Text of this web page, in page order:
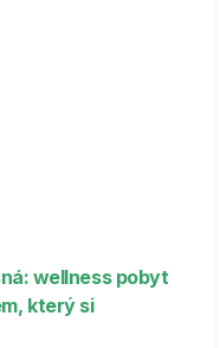
wellness pobyt
který si